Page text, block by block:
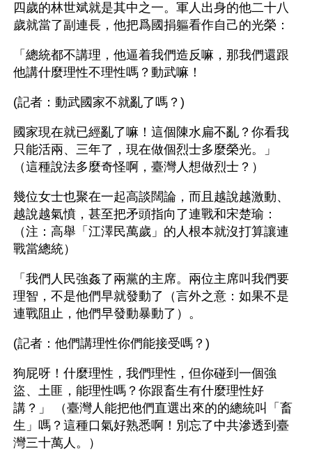
四歲的林世斌就是其中之一。軍人出身的他二十八
歲就當了副連長，他把爲國捐軀看作自己的光榮：
「總統都不講理，他逼着我們造反嘛，那我們還跟
他講什麼理性不理性嗎？動武嘛！
(記者：動武國家不就亂了嗎？)
國家現在就已經亂了嘛！這個陳水扁不亂？你看我
只能活兩、三年了，現在做個烈士多麼榮光。」
（這種說法多麼奇怪啊，臺灣人想做烈士？）
幾位女士也聚在一起高談闊論，而且越說越激動、
越說越氣憤，甚至把矛頭指向了連戰和宋楚瑜：
（注：高舉「江澤民萬歲」的人根本就沒打算讓連
戰當總統）
「我們人民強姦了兩黨的主席。兩位主席叫我們要
理智，不是他們早就發動了（言外之意：如果不是
連戰阻止，他們早發動暴動了）。
(記者：他們講理性你們能接受嗎？)
狗屁呀！什麼理性，我們理性，但你碰到一個強
盜、土匪，能理性嗎？你跟畜生有什麼理性好
講？」 （臺灣人能把他們直選出來的的總統叫「畜
生」嗎？這種口氣好熟悉啊！別忘了中共滲透到臺
灣三十萬人。）